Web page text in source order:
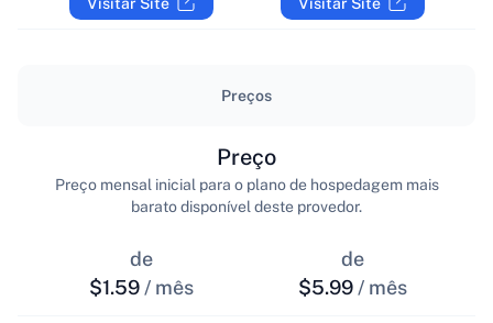
Visitar Site
Preços
de
$1.59 / mês
Preço
Preço mensal inicial para o plano de hospedagem mais
barato disponível deste provedor.
de
$5.99 / mês